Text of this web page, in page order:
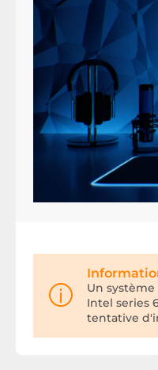
Un
Intel series
tentative